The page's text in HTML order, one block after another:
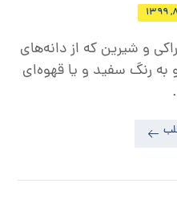
و شیرین که از دانه‌های
رنگ سفید و یا قهوه‌ای